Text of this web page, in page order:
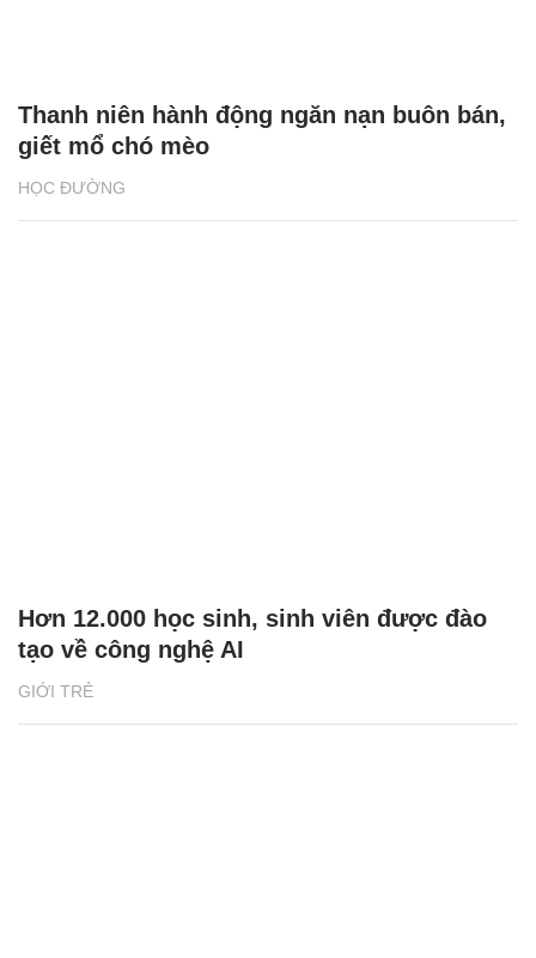
HỌC ĐƯỜNG
Thanh niên hành động ngăn nạn buôn bán,
giết mổ chó mèo
GIỚI TRẺ
Hơn 12.000 học sinh, sinh viên được đào
tạo về công nghệ AI